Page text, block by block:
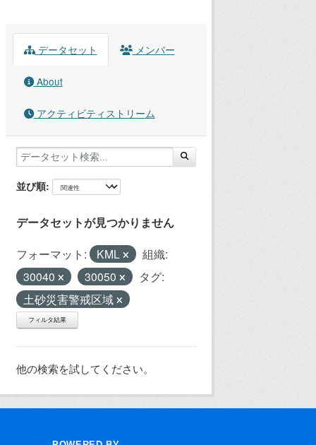
データセット メンバー
About
アクティビティストリーム
並び順
データセットが見つかりません
フォーマット: KML
組織:
30040
30050
タグ:
土砂災害警戒区域
フィルタ結果
他の検索を試してください。